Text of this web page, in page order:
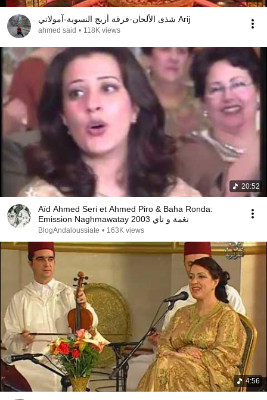
شذى الألحان-فرقة أريج النسوية-آمولاتي Arij
ahmed said • 118K views
20:52
Aïd Ahmed Seri et Ahmed Piro & Baha Ronda:
Emission Naghmawatay نغمة و تاي 2003
BlogAndaloussiate • 163K views
4:56